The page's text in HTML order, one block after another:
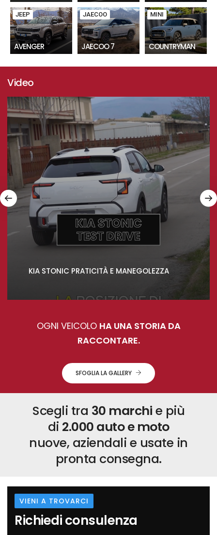
JEEP
AVENGER
JAECOO
JAECOO 7
MINI
COUNTRYMAN
Video
KIA STONIC PRATICITÀ E MANEGOLEZZA
OGNI VEICOLO HA UNA STORIA DA
RACCONTARE.
SFOGLIA LA GALLERY
Scegli tra 30 marchie più
di 2.000 auto e moto
nuove, aziendali e usate in
pronta consegna.
VIENI A TROVARCI
Richiedi consulenza